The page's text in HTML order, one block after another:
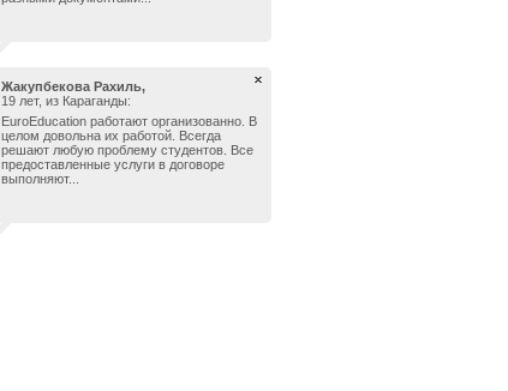
Жакупбекова Рахиль,
19 лет, из Караганды:
EuroEducation работают организованно. В
целом довольна их работой. Всегда
решают любую проблему студентов. Все
предоставленные услуги в договоре
выполняют...